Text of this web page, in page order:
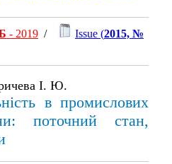
- 2019 / Issue (2015, №
І. Ю.
в промислових
поточний стан,